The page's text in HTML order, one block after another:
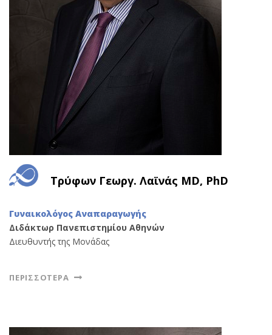
Τρύφων Γεωργ. Λαϊνάς MD, PhD
Γυναικολόγος Αναπαραγωγής
Διδάκτωρ Πανεπιστημίου Αθηνών
Διευθυντής της Μονάδας
ΠΕΡΙΣΣΌΤΕΡΑ